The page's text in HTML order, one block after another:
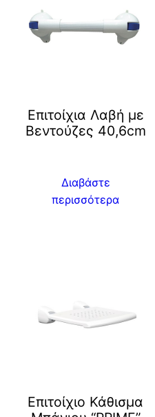
Επιτοίχια Λαβή με
Βεντούζες 40,6cm
Διαβάστε
περισσότερα
Επιτοίχιο Κάθισμα